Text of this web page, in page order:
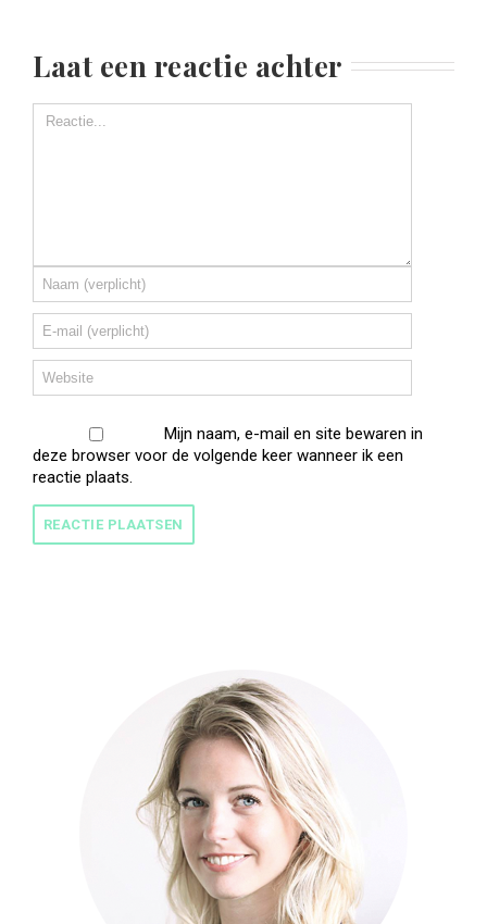
Laat een reactie achter
Mijn naam, e-mail en site bewaren in
deze browser voor de volgende keer wanneer ik een
reactie plaats.